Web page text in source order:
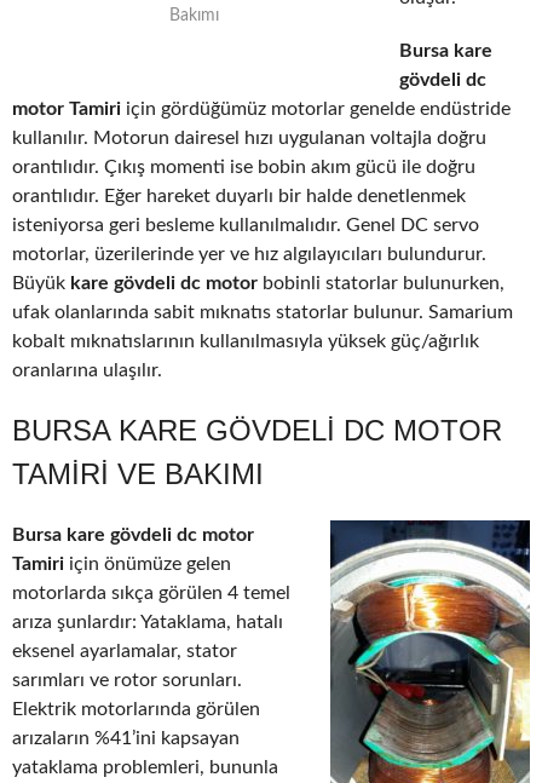
Bakımı
Bursa kare
gövdeli dc
motor Tamiri için gördüğümüz motorlar genelde endüstride
kullanılır. Motorun dairesel hızı uygulanan voltajla doğru
orantılıdır. Çıkış momenti ise bobin akım gücü ile doğru
orantılıdır. Eğer hareket duyarlı bir halde denetlenmek
isteniyorsa geri besleme kullanılmalıdır. Genel DC servo
motorlar, üzerilerinde yer ve hız algılayıcıları bulundurur.
Büyük kare gövdeli dc motor bobinli statorlar bulunurken,
ufak olanlarında sabit mıknatıs statorlar bulunur. Samarium
kobalt mıknatıslarının kullanılmasıyla yüksek güç/ağırlık
oranlarına ulaşılır.
BURSA KARE GÖVDELI DC MOTOR
TAMIRI VE BAKIMI
Bursa kare gövdeli dc motor
Tamiri için önümüze gelen
motorlarda sıkça görülen 4 temel
arıza şunlardır: Yataklama, hatalı
eksenel ayarlamalar, stator
sarımları ve rotor sorunları.
Elektrik motorlarında görülen
arızaların %41’ini kapsayan
yataklama problemleri, bununla